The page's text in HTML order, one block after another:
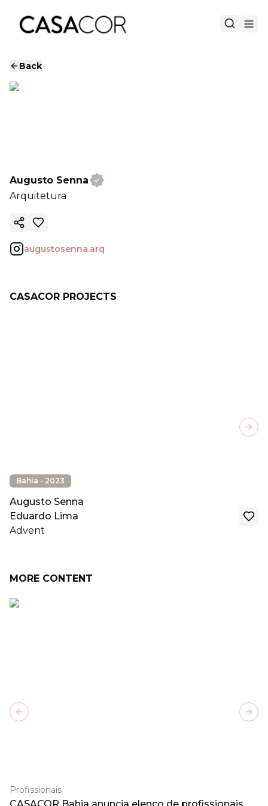
Back
Augusto Senna
Arquitetura
Copy ink
augustosenna.arq
CASACOR PROJECTS
Bahia - 2023
Augusto Senna
Eduardo Lima
Advent
MORE CONTENT
Profissionais
Previous slide